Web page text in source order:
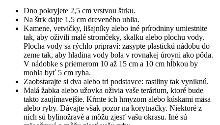
Dno pokryjete 2,5 cm vrstvou štrku.
Na štrk dajte 1,5 cm dreveného uhlia.
Kamene, vetvičky, lišajníky alebo iné prírodniny umiestnite
tak, aby oživili malé stromčeky, skalku alebo plochu vody.
Plocha vody sa rýchlo pripraví: zasypte plastickú nádobu do
zeme tak, aby hladina vody bola v rovnakej úrovni ako pôda.
V nádobke s priemerom 10 až 15 cm a 10 cm hĺbkou by
mohla byť 5 cm ryba.
Zaobstarajte si dva alebo tri podstavce: rastliny tak vyniknú.
Malá žabka alebo užovka oživia vaše terárium, ktoré bude
takto zaujímavejšie. Kŕmte ich hmyzom alebo kúskami mäsa
alebo ryby. Dávajte však pozor na korytnačky. Niektoré z
nich sú bylinožravé a môžu zjesť vašu okrasu. Iné sú